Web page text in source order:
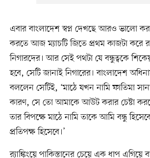
এবার বাংলাদেশ স্বপ্ন দেখছে আরও ভালো
করতে আজ ম্যাচটি জিতে প্রথম কাজটা করে
নিগারদের। আর সেই পথটা যে বন্ধুত্বকে
হবে, সেটি জানাই নিগারের। বাংলাদেশ
বললেন সেটিই, ‘মাঠে যখন নামি ফাতিমা
কারণ, সে তো আমাকে আউট করার চেষ্টা
তার বিপক্ষে মাঠে নামি তাকে আমি বন্ধু
প্রতিপক্ষ হিসেবে।’
র‌্যাঙ্কিংয়ে পাকিস্তানের চেয়ে এক ধাপ এগিয়ে